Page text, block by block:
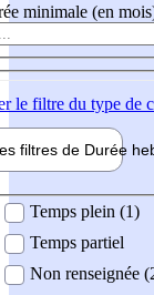
minimale (en
le filtre du type de
filtres de Durée
Temps plein (1)
Temps partiel
Non renseignée